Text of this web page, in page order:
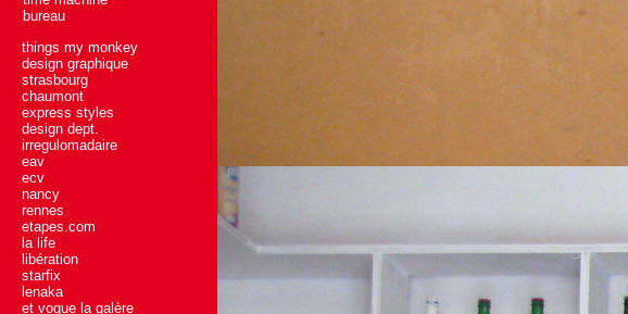
bureau
things my monkey
design graphique
strasbourg
chaumont
express styles
design dept.
irregulomadaire
eav
ecv
nancy
rennes
etapes.com
la life
libération
starfix
lenaka
et vogue la galère